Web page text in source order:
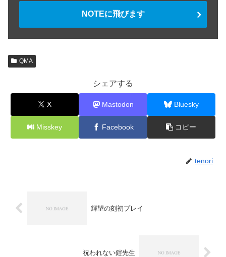
NOTEに飛びます
QMA
シェアする
X Mastodon Bluesky
Misskey Facebook コピー
tenori
輝望の刻初プレイ
祝われない鎧先生